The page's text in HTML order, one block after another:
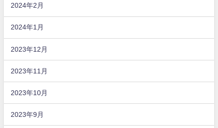
2024年2月
2024年1月
2023年12月
2023年11月
2023年10月
2023年9月